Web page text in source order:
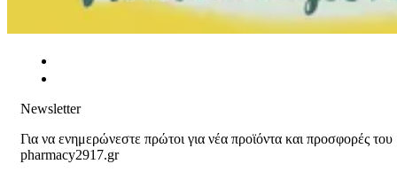
Newsletter
Για να ενημερώνεστε πρώτοι για νέα προϊόντα και προσφορές του
pharmacy2917.gr